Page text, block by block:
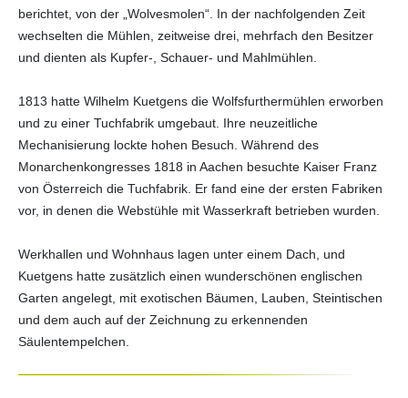
berichtet, von der „Wolvesmolen“. In der nachfolgenden Zeit
wechselten die Mühlen, zeitweise drei, mehrfach den Besitzer
und dienten als Kupfer-, Schauer- und Mahlmühlen.
1813 hatte Wilhelm Kuetgens die Wolfsfurthermühlen erworben
und zu einer Tuchfabrik umgebaut. Ihre neuzeitliche
Mechanisierung lockte hohen Besuch. Während des
Monarchenkongresses 1818 in Aachen besuchte Kaiser Franz
von Österreich die Tuchfabrik. Er fand eine der ersten Fabriken
vor, in denen die Webstühle mit Wasserkraft betrieben wurden.
Werkhallen und Wohnhaus lagen unter einem Dach, und
Kuetgens hatte zusätzlich einen wunderschönen englischen
Garten angelegt, mit exotischen Bäumen, Lauben, Steintischen
und dem auch auf der Zeichnung zu erkennenden
Säulentempelchen.